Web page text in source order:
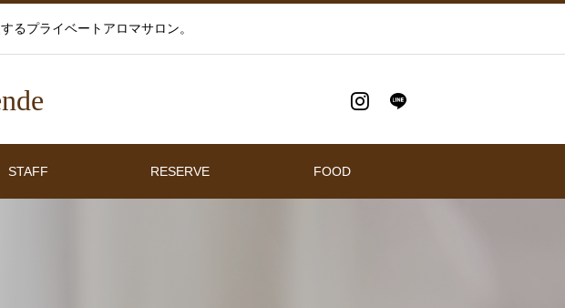
るプライベートアロマサロン。
STAFF RESERVE FOOD